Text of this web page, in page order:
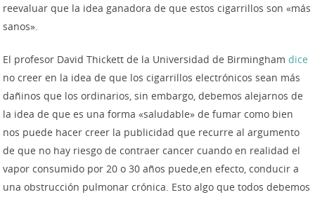
reevaluar que la idea ganadora de que estos cigarrillos son «más
sanos».
El profesor David Thickett de la Universidad de Birmingham dice
no creer en la idea de que los cigarrillos electrónicos sean más
dañinos que los ordinarios, sin embargo, debemos alejarnos de
la idea de que es una forma «saludable» de fumar como bien
nos puede hacer creer la publicidad que recurre al argumento
de que no hay riesgo de contraer cancer cuando en realidad el
vapor consumido por 20 o 30 años puede,en efecto, conducir a
una obstrucción pulmonar crónica. Esto algo que todos debemos